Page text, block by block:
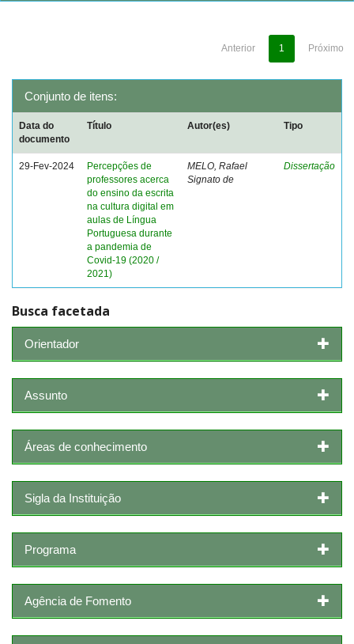
Anterior 1 Próximo
Conjunto de itens:
Data do
documento
Título Autor(es) Tipo
29-Fev-2024
Percepções de
professores acerca
do ensino da escrita
na cultura digital em
aulas de Língua
Portuguesa durante
a pandemia de
Covid-19 (2020 /
2021)
MELO, Rafael
Signato de
Dissertação
Busca facetada
Orientador
Assunto
Áreas de conhecimento
Sigla da Instituição
Programa
Agência de Fomento